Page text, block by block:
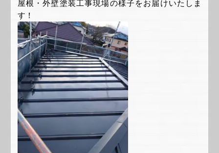
屋根・外壁塗装工事現場の様子をお届けいたしま
す！